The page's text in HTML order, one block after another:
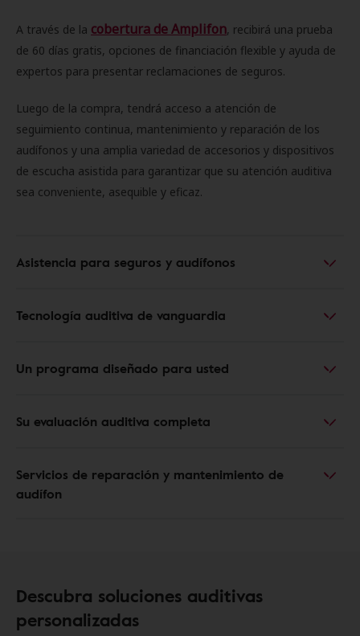
A través de la cobertura de Amplifon, recibirá una prueba
de 60 días gratis, opciones de financiación flexible y ayuda de
expertos para presentar reclamaciones de seguros.
Luego de la compra, tendrá acceso a atención de
seguimiento continua, mantenimiento y reparación de los
audífonos y una amplia variedad de accesorios y dispositivos
de escucha asistida para garantizar que su atención auditiva
sea conveniente, asequible y eficaz.
Asistencia para seguros y audífonos
Tecnología auditiva de vanguardia
Un programa diseñado para usted
Su evaluación auditiva completa
Servicios de reparación y mantenimiento de
audífon
Descubra soluciones auditivas
personalizadas